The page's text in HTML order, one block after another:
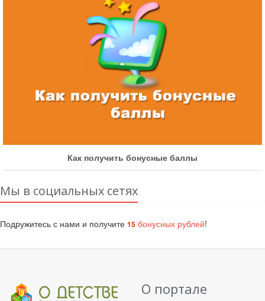
Как получить бонусные баллы
Мы в социальных сетях
Подружитесь с нами и получите 15 бонусных рублей!
О портале